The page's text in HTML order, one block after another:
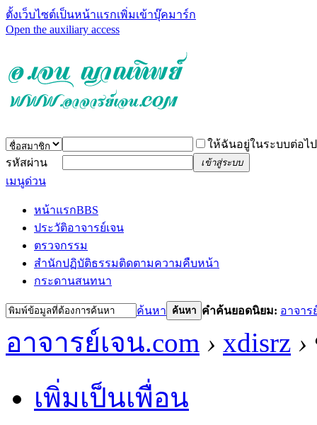
ตั้งเว็บไซต์เป็นหน้าแรกเพิ่มเข้าบุ๊คมาร์ก
Open the auxiliary access
ให้ฉันอยู่ในระบบต่อไป
รหัสผ่าน
เข้าสู่ระบบ
เมนูด่วน
หน้าแรกBBS
ประวัติอาจารย์เจน
ตรวจกรรม
สำนักปฏิบัติธรรมติดตามความคืบหน้า
กระดานสนทนา
ค้นหา ค้นหา คำค้นยอดนิยม: อาจาร
อาจารย์เจน.com › xdisrz ›
เพิ่มเป็นเพื่อน